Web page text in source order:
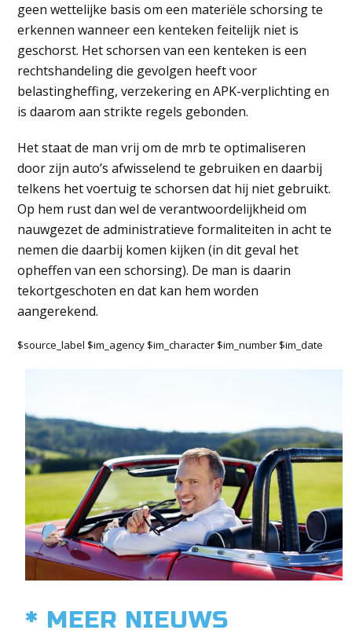
geen wettelijke basis om een materiële schorsing te
erkennen wanneer een kenteken feitelijk niet is
geschorst. Het schorsen van een kenteken is een
rechtshandeling die gevolgen heeft voor
belastingheffing, verzekering en APK-verplichting en
is daarom aan strikte regels gebonden.
Het staat de man vrij om de mrb te optimaliseren
door zijn auto’s afwisselend te gebruiken en daarbij
telkens het voertuig te schorsen dat hij niet gebruikt.
Op hem rust dan wel de verantwoordelijkheid om
nauwgezet de administratieve formaliteiten in acht te
nemen die daarbij komen kijken (in dit geval het
opheffen van een schorsing). De man is daarin
tekortgeschoten en dat kan hem worden
aangerekend.
$source_label $im_agency $im_character $im_number $im_date
* MEER NIEUWS